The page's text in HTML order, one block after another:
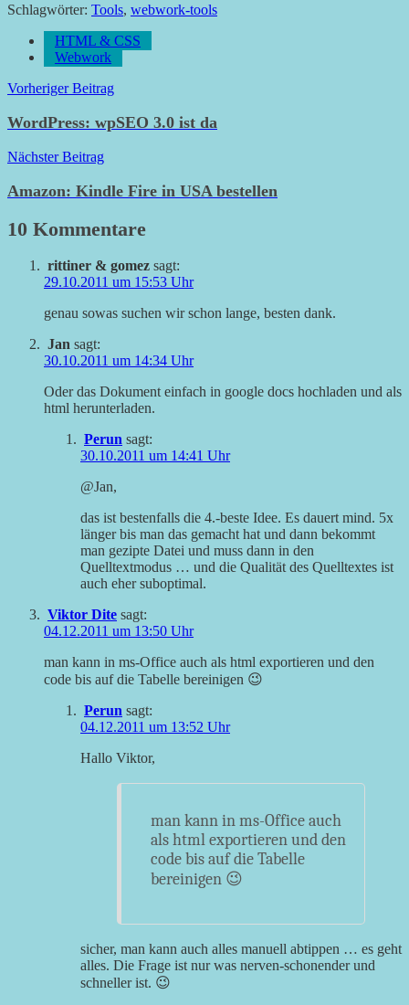
Schlagwörter: Tools, webwork-tools
HTML & CSS
Webwork
Beitragsnavigation
Vorheriger Beitrag
WordPress: wpSEO 3.0 ist da
Nächster Beitrag
Amazon: Kindle Fire in USA bestellen
10 Kommentare
rittiner & gomez sagt:
29.10.2011 um 15:53 Uhr
genau sowas suchen wir schon lange, besten dank.
Jan sagt:
30.10.2011 um 14:34 Uhr
Oder das Dokument einfach in google docs hochladen und als
html herunterladen.
Perun sagt:
30.10.2011 um 14:41 Uhr
@Jan,
das ist bestenfalls die 4.-beste Idee. Es dauert mind. 5x
länger bis man das gemacht hat und dann bekommt
man gezipte Datei und muss dann in den
Quelltextmodus … und die Qualität des Quelltextes ist
auch eher suboptimal.
Viktor Dite sagt:
04.12.2011 um 13:50 Uhr
man kann in ms-Office auch als html exportieren und den
code bis auf die Tabelle bereinigen 😉
Perun sagt:
04.12.2011 um 13:52 Uhr
Hallo Viktor,
man kann in ms-Office auch
als html exportieren und den
code bis auf die Tabelle
bereinigen 😉
sicher, man kann auch alles manuell abtippen … es geht
alles. Die Frage ist nur was nerven-schonender und
schneller ist. 😉